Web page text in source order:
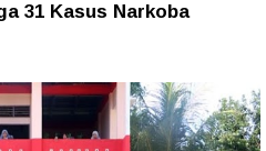
31 Kasus Narkoba